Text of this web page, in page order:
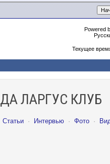
Powered
Текущее
ЛАРГУС КЛУБ
Статьи · Интервью · Фото ·